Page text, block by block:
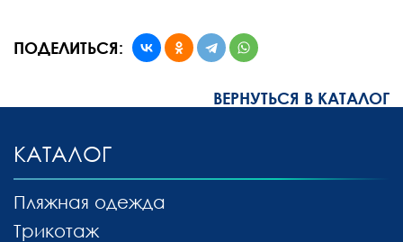
ПОДЕЛИТЬСЯ:
ВЕРНУТЬСЯ В КАТАЛОГ
КАТАЛОГ
Пляжная одежда
Трикотаж